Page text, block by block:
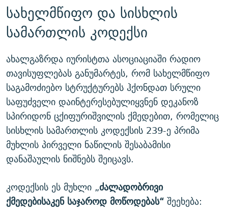
სახელმწიფო და სისხლის
სამართლის კოდექსი
ახალგაზრდა იურისტთა ასოციაციაში რადიო
თავისუფლებას განუმარტეს, რომ სახელმწიფო
საგამოძიებო სტრუქტურებს ჰქონდათ სრული
საფუძველი დაინტერესებულიყვნენ დეკანოზ
სპირიდონ ცქიფურიშვილის ქმედებით, რომელიც
სისხლის სამართლის კოდექსის 239-ე პრიმა
მუხლის პირველი ნაწილის შესაბამისი
დანაშაულის ნიშნებს შეიცავს.
კოდექსის ეს მუხლი „ძალადობრივი
ქმედებისაკენ საჯაროდ მოწოდებას“შეეხება: